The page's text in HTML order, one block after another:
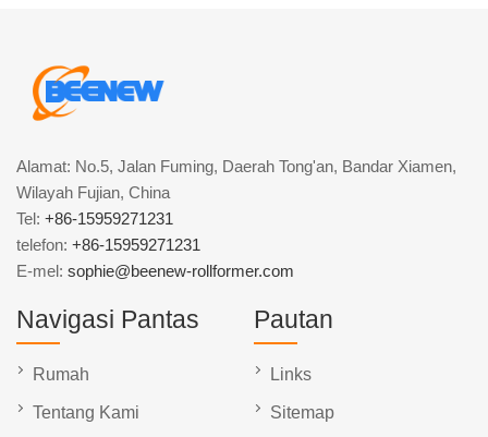
Alamat: No.5, Jalan Fuming, Daerah Tong'an, Bandar Xiamen,
Wilayah Fujian, China
Tel: +86-15959271231
telefon: +86-15959271231
E-mel: sophie@beenew-rollformer.com
Navigasi Pantas
Rumah
Tentang Kami
Pautan
Links
Sitemap